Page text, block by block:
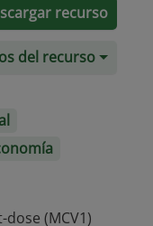
recurso
del recurso
(MCV1)